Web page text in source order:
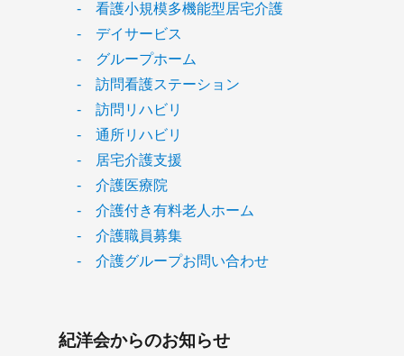
- 看護小規模多機能型居宅介護
- デイサービス
- グループホーム
- 訪問看護ステーション
- 訪問リハビリ
- 通所リハビリ
- 居宅介護支援
- 介護医療院
- 介護付き有料老人ホーム
- 介護職員募集
- 介護グループお問い合わせ
紀洋会からのお知らせ